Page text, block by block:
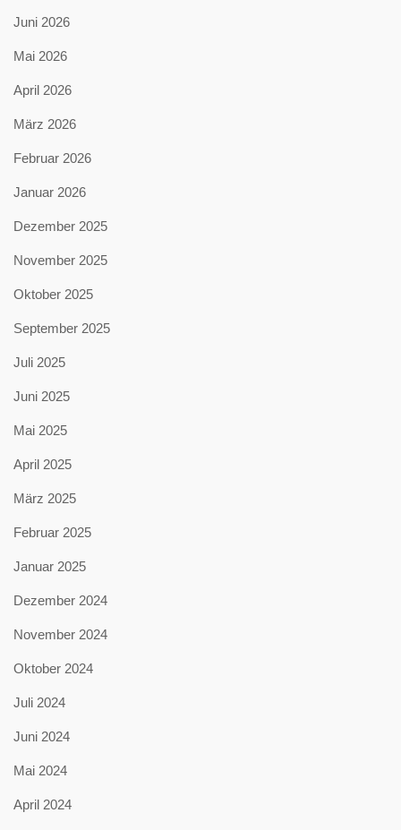
Juni 2026
Mai 2026
April 2026
März 2026
Februar 2026
Januar 2026
Dezember 2025
November 2025
Oktober 2025
September 2025
Juli 2025
Juni 2025
Mai 2025
April 2025
März 2025
Februar 2025
Januar 2025
Dezember 2024
November 2024
Oktober 2024
Juli 2024
Juni 2024
Mai 2024
April 2024